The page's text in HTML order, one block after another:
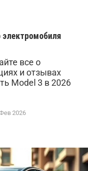
все о
и отзывах
Model 3 в 2026
2026